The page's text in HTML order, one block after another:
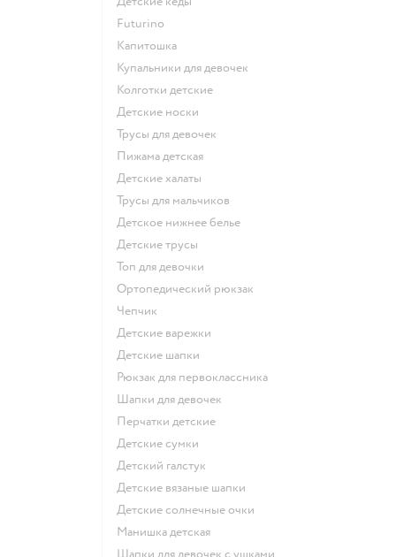
Futurino
Капитошка
Купальники для девочек
Колготки детские
Детские носки
Трусы для девочек
Пижама детская
Детские халаты
Трусы для мальчиков
Детское нижнее белье
Детские трусы
Топ для девочки
Ортопедический рюкзак
Чепчик
Детские варежки
Детские шапки
Рюкзак для первоклассника
Шапки для девочек
Перчатки детские
Детские сумки
Детский галстук
Детские вязаные шапки
Детские солнечные очки
Манишка детская